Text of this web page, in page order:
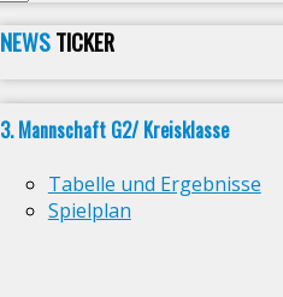
NEWSTICKER
3. Mannschaft G2/ Kreisklasse
Tabelle und Ergebnisse
Spielplan